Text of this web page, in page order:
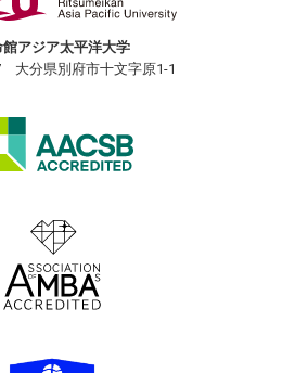
館アジア太平洋大学
大分県別府市十文字原1-1